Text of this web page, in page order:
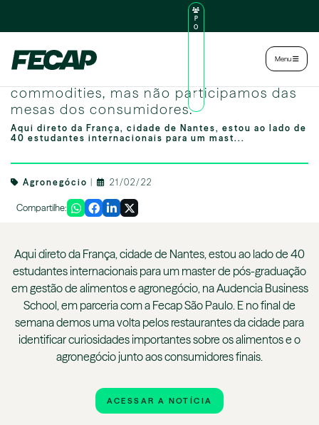
P
O
U
N
Menu
commodities, mas não participamos das
mesas dos consumidores.
Aqui direto da França, cidade de Nantes, estou ao lado de
40 estudantes internacionais para um mast...
Agronegócio 21/02/22
Compartilhe:
Aqui direto da França, cidade de Nantes, estou ao lado de 40
estudantes internacionais para um master de pós-graduação
em gestão de alimentos e agronegócio, na Audencia Business
School, em parceria com a Fecap São Paulo. E no final de
semana demos uma volta pelos restaurantes da cidade para
identificar curiosidades importantes sobre os alimentos e o
agronegócio junto aos consumidores finais.
ACESSAR A NOTÍCIA